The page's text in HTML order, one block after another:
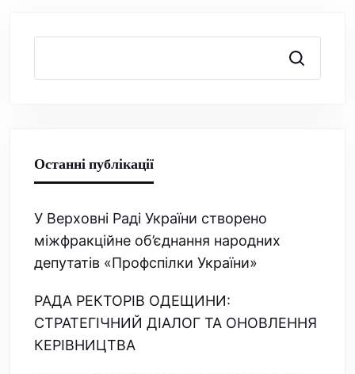
Пошук
Останні публікації
У Верховні Раді України створено
міжфракційне об’єднання народних
депутатів «Профспілки України»
РАДА РЕКТОРІВ ОДЕЩИНИ:
СТРАТЕГІЧНИЙ ДІАЛОГ ТА ОНОВЛЕННЯ
КЕРІВНИЦТВА